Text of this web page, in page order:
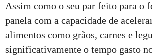
Assim como o seu par feito para o
panela com a capacidade de
alimentos como grãos, carnes e
significativamente o tempo gasto